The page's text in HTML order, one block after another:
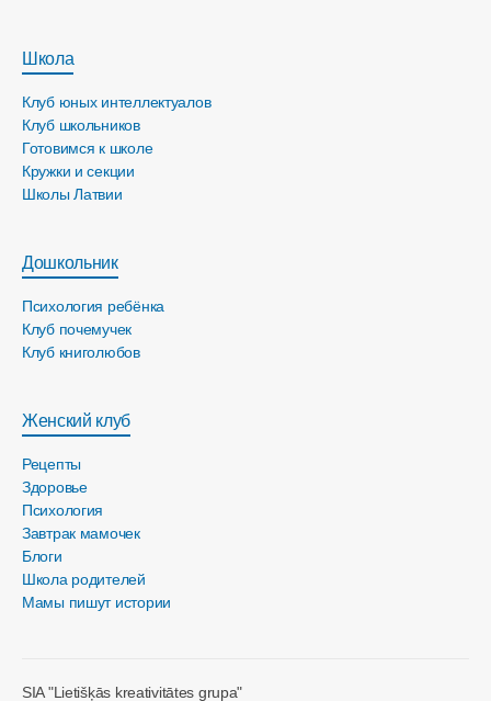
Школа
Клуб юных интеллектуалов
Клуб школьников
Готовимся к школе
Кружки и секции
Школы Латвии
Дошкольник
Психология ребёнка
Клуб почемучек
Клуб книголюбов
Женский клуб
Рецепты
Здоровье
Психология
Завтрак мамочек
Блоги
Школа родителей
Мамы пишут истории
SIA "Lietišķās kreativitātes grupa"